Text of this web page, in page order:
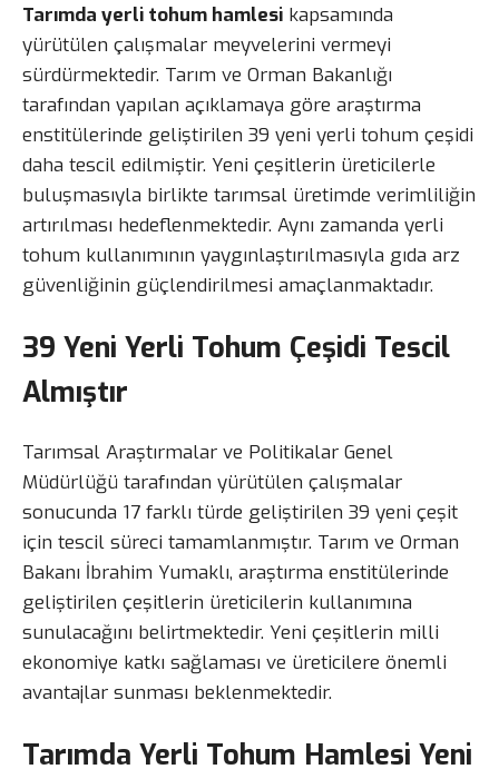
Tarımda yerli tohum hamlesi kapsamında
yürütülen çalışmalar meyvelerini vermeyi
sürdürmektedir. Tarım ve Orman Bakanlığı
tarafından yapılan açıklamaya göre araştırma
enstitülerinde geliştirilen 39 yeni yerli tohum çeşidi
daha tescil edilmiştir. Yeni çeşitlerin üreticilerle
buluşmasıyla birlikte tarımsal üretimde verimliliğin
artırılması hedeflenmektedir. Aynı zamanda yerli
tohum kullanımının yaygınlaştırılmasıyla gıda arz
güvenliğinin güçlendirilmesi amaçlanmaktadır.
39 Yeni Yerli Tohum Çeşidi Tescil
Almıştır
Tarımsal Araştırmalar ve Politikalar Genel
Müdürlüğü tarafından yürütülen çalışmalar
sonucunda 17 farklı türde geliştirilen 39 yeni çeşit
için tescil süreci tamamlanmıştır. Tarım ve Orman
Bakanı İbrahim Yumaklı, araştırma enstitülerinde
geliştirilen çeşitlerin üreticilerin kullanımına
sunulacağını belirtmektedir. Yeni çeşitlerin milli
ekonomiye katkı sağlaması ve üreticilere önemli
avantajlar sunması beklenmektedir.
Tarımda Yerli Tohum Hamlesi Yeni